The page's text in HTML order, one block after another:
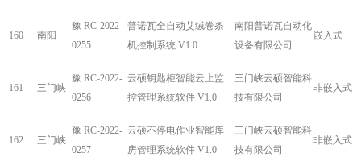
160 南阳
豫 RC-2022-
0255
普诺瓦全自动艾绒卷条
机控制系统 V1.0
南阳普诺瓦自动化
设备有限公司
嵌入式
161 三门峡
豫 RC-2022-
0256
云硕钥匙柜智能云上监
控管理系统软件 V1.0
三门峡云硕智能科
技有限公司
非嵌入式
162 三门峡
豫 RC-2022-
0257
云硕不停电作业智能库
房管理系统软件 V1.0
三门峡云硕智能科
技有限公司
非嵌入式